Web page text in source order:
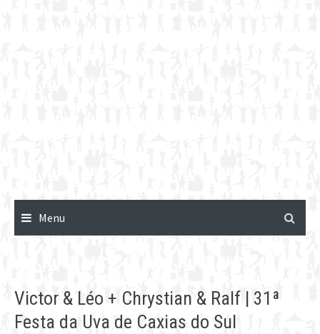
Menu
Victor & Léo + Chrystian & Ralf | 31ª
Festa da Uva de Caxias do Sul